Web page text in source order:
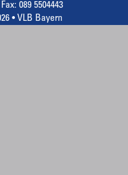
089 5504443
• VLB Bayern